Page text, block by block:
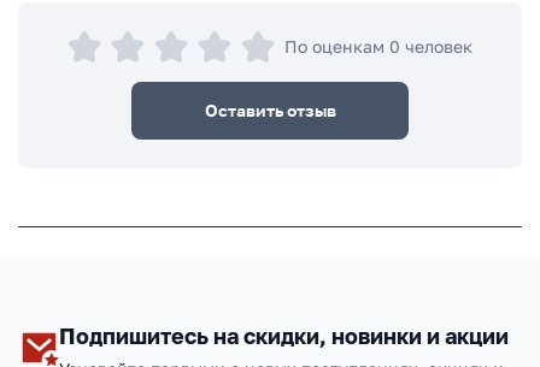
По оценкам 0 человек
Оставить отзыв
Подпишитесь на скидки, новинки и акции